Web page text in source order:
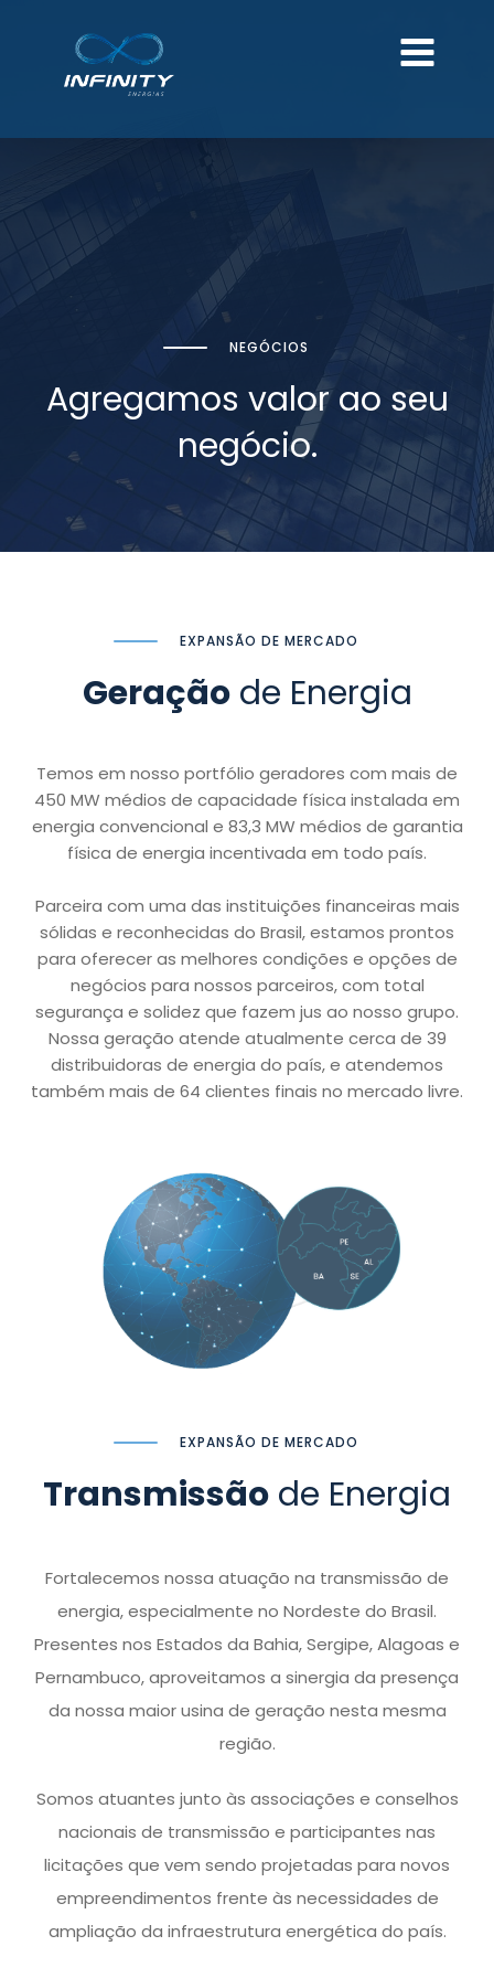
NEGÓCIOS
Agregamos valor ao seu
negócio.
EXPANSÃO DE MERCADO
Geraçãode Energia
Temos em nosso portfólio geradores com mais de
450 MW médios de capacidade física instalada em
energia convencional e 83,3 MW médios de garantia
física de energia incentivada em todo país.
Parceira com uma das instituições financeiras mais
sólidas e reconhecidas do Brasil, estamos prontos
para oferecer as melhores condições e opções de
negócios para nossos parceiros, com total
segurança e solidez que fazem jus ao nosso grupo.
Nossa geração atende atualmente cerca de 39
distribuidoras de energia do país, e atendemos
também mais de 64 clientes finais no mercado livre.
EXPANSÃO DE MERCADO
Transmissão de Energia
Fortalecemos nossa atuação na transmissão de
energia, especialmente no Nordeste do Brasil.
Presentes nos Estados da Bahia, Sergipe, Alagoas e
Pernambuco, aproveitamos a sinergia da presença
da nossa maior usina de geração nesta mesma
região.
Somos atuantes junto às associações e conselhos
nacionais de transmissão e participantes nas
licitações que vem sendo projetadas para novos
empreendimentos frente às necessidades de
ampliação da infraestrutura energética do país.